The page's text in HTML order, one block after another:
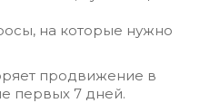
на которые нужно
продвижение в
первых 7 дней.